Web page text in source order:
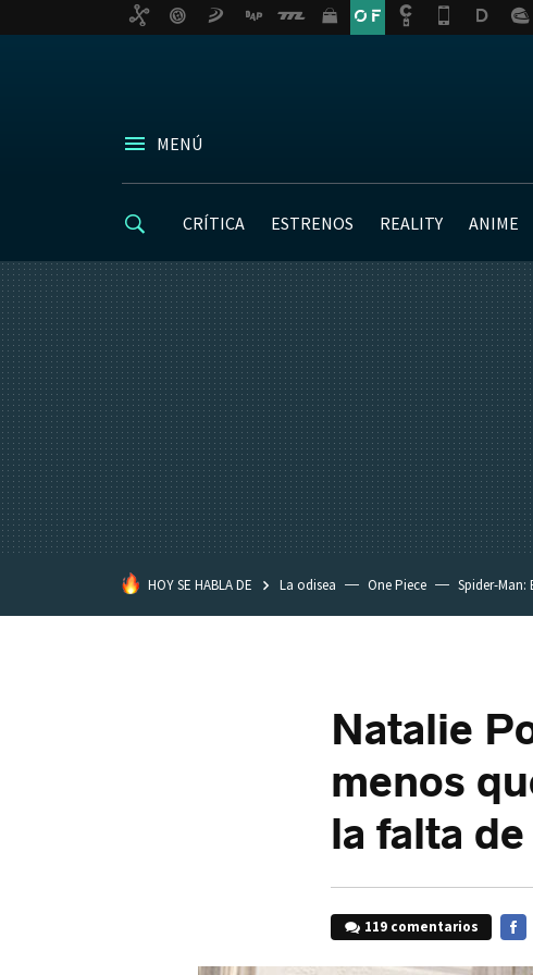
MENÚ
CRÍTICA ESTRENOS REALITY ANIME
HOY SE HABLA DE La odisea One Piece Spider-Man:
Natalie
menos
la falta
119 comentarios